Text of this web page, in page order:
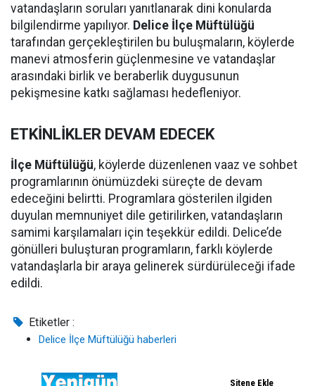
vatandaşların soruları yanıtlanarak dini konularda
bilgilendirme yapılıyor. Delice İlçe Müftülüğü
tarafından gerçekleştirilen bu buluşmaların, köylerde
manevi atmosferin güçlenmesine ve vatandaşlar
arasındaki birlik ve beraberlik duygusunun
pekişmesine katkı sağlaması hedefleniyor.
ETKİNLİKLER DEVAM EDECEK
İlçe Müftülüğü, köylerde düzenlenen vaaz ve sohbet
programlarının önümüzdeki süreçte de devam
edeceğini belirtti. Programlara gösterilen ilgiden
duyulan memnuniyet dile getirilirken, vatandaşların
samimi karşılamaları için teşekkür edildi. Delice’de
gönülleri buluşturan programların, farklı köylerde
vatandaşlarla bir araya gelinerek sürdürüleceği ifade
edildi.
Etiketler :
Delice İlçe Müftülüğü haberleri